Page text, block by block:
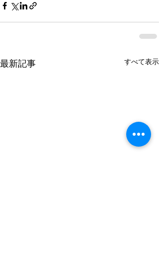
最新記事 すべて表示